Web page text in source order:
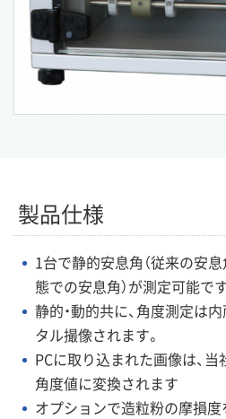
製品仕様
1台で静的安息角（従来の安息
態での安息角）が測定可能です
静的・動的共に、角度測定は
タル撮像されます。
PCに取り込まれた画像は、
角度値に変換されます
オプションで造粒粉の摩損